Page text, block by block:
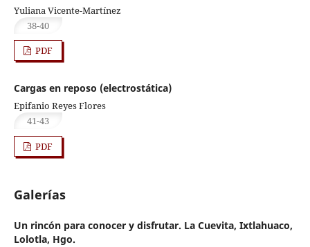
Yuliana Vicente-Martínez
38-40
PDF
Cargas en reposo (electrostática)
Epifanio Reyes Flores
41-43
PDF
Galerías
Un rincón para conocer y disfrutar. La Cuevita, Ixtlahuaco,
Lolotla, Hgo.